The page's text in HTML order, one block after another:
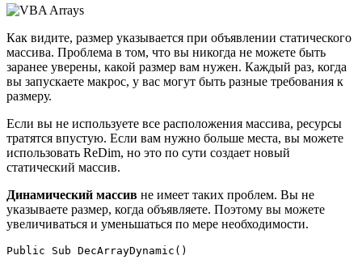
Как видите, размер указывается при объявлении статического
массива. Проблема в том, что вы никогда не можете быть
заранее уверены, какой размер вам нужен. Каждый раз, когда
вы запускаете макрос, у вас могут быть разные требования к
размеру.
Если вы не используете все расположения массива, ресурсы
тратятся впустую. Если вам нужно больше места, вы можете
использовать ReDim, но это по сути создает новый
статический массив.
Динамический массив не имеет таких проблем. Вы не
указываете размер, когда объявляете. Поэтому вы можете
увеличиваться и уменьшаться по мере необходимости.
Public Sub DecArrayDynamic()